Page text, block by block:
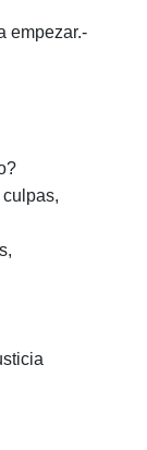
empezar.-